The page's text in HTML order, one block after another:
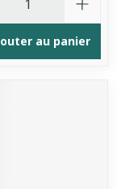
au panier